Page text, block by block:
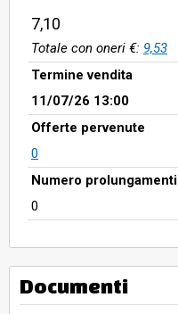
7,10
Totale con oneri €: 9,53
Termine vendita
11/07/26 13:00
Offerte pervenute
0
Numero prolungamenti
0
Documenti